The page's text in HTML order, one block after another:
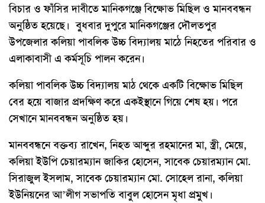
বিচার ও ফাঁসির দাবীতে মানিকগঞ্জে বিক্ষোভ মিছিল ও মানববন্ধন
অনুষ্ঠিত হয়েছে। বুধবার দুপুরে মানিকগঞ্জের দৌলতপুর
উপজেলার কলিয়া পাবলিক উচ্চ বিদ্যালয় মাঠে নিহতের পরিবার ও
এলাকাবাসী এ কর্মসূচি পালন করেন।
কলিয়া পাবলিক উচ্চ বিদ্যালয় মাঠ থেকে একটি বিক্ষোভ মিছিল
বের হয়ে বাজার প্রদক্ষিণ করে একইস্থানে গিয়ে শেষ হয়। পরে
সেখানে মানববন্ধন অনুষ্ঠিত হয়।
মানববন্ধনে বক্তব্য রাখেন, নিহত আব্দুর রহমানের মা, স্ত্রী, মেয়ে,
কলিয়া ইউপি চেয়ারম্যান জাকির হোসেন, সাবেক চেয়ারম্যান মো.
সিরাজুল ইসলাম, সাবেক চেয়ারম্যান মো. সোহেল রানা, কলিয়া
ইউনিয়নের আ’লীগ সভাপতি বাবুল হোসেন মৃধা প্রমুখ।